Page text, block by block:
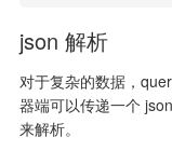
json 解析
对于复杂的数据，
器端可以传递一个
来解析。